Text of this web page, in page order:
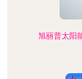
旭丽普太阳